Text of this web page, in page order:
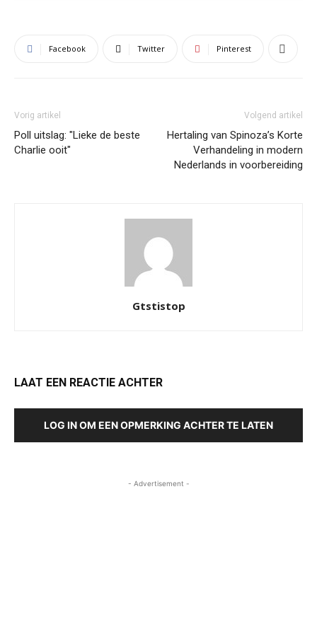
Facebook Twitter Pinterest
Vorig artikel
Poll uitslag: "Lieke de beste
Charlie ooit"
Volgend artikel
Hertaling van Spinoza’s Korte
Verhandeling in modern
Nederlands in voorbereiding
Gtstistop
LAAT EEN REACTIE ACHTER
LOG IN OM EEN OPMERKING ACHTER TE LATEN
- Advertisement -